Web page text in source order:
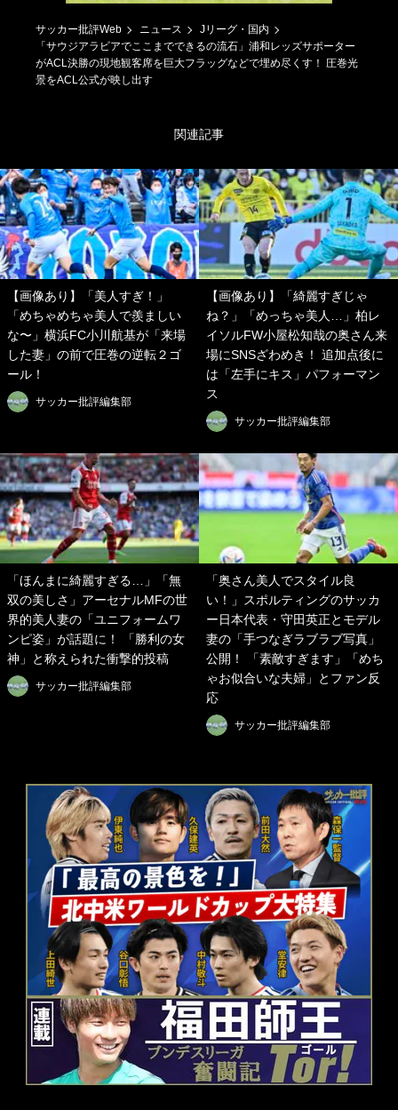
サッカー批評Web ニュース
Jリーグ・国内
「サウジアラビアでここまでできるの流石」浦和レッズサポーター
がACL決勝の現地観客席を巨大フラッグなどで埋め尽くす！ 圧巻光
景をACL公式が映し出す
関連記事
【画像あり】「美人すぎ！」
「めちゃめちゃ美人で羨ましい
な〜」横浜FC小川航基が「来場
した妻」の前で圧巻の逆転２ゴ
ール！
サッカー批評編集部
【画像あり】「綺麗すぎじゃ
ね？」「めっちゃ美人…」柏レ
イソルFW小屋松知哉の奥さん来
場にSNSざわめき！ 追加点後に
は「左手にキス」パフォーマン
ス
サッカー批評編集部
「ほんまに綺麗すぎる…」「無
双の美しさ」アーセナルMFの世
界的美人妻の「ユニフォームワ
ンピ姿」が話題に！ 「勝利の女
神」と称えられた衝撃的投稿
サッカー批評編集部
「奥さん美人でスタイル良
い！」スポルティングのサッカ
ー日本代表・守田英正とモデル
妻の「手つなぎラブラブ写真」
公開！ 「素敵すぎます」「めち
ゃお似合いな夫婦」とファン反
応
サッカー批評編集部